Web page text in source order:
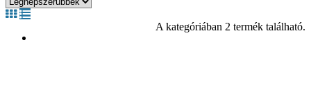
A kategóriában 2 termék található.